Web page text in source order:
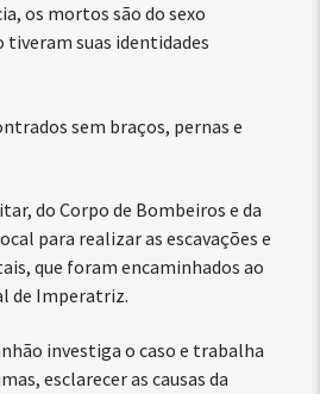
os mortos são do sexo
tiveram suas identidades
sem braços, pernas e
do Corpo de Bombeiros e da
para realizar as escavações e
que foram encaminhados ao
de Imperatriz.
investiga o caso e trabalha
esclarecer as causas da